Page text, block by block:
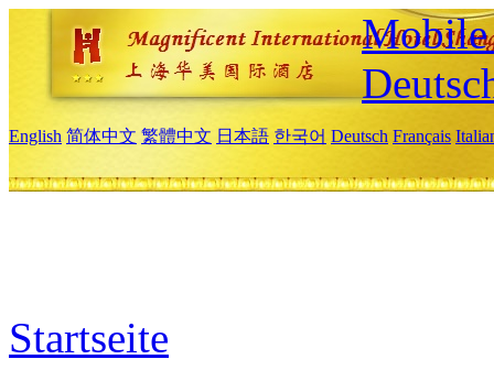
Mobile
English 简体中文 繁體中文 日本語 한국어 Deutsch Français
Startseite